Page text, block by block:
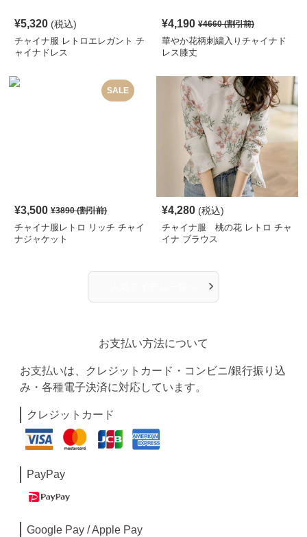
¥5,320 (税込)
チャイナ服 レトロエレガント チ
ャイナドレス
¥4,190 ¥4660(割引前)
華やか花柄刺繍入りチャイナド
レス膝丈
SALE
¥3,500 ¥3890(割引前)
チャイナ服レトロ リッチ チャイ
ナジャケット
¥4,280 (税込)
チャイナ服 桃の花 レトロ チャ
イナ ブラウス
›
お支払い方法について
お支払いは、クレジットカード・コンビニ/銀行振り込
み・各種電子決済に対応しています。
クレジットカード
PayPay
Google Pay / Apple Pay